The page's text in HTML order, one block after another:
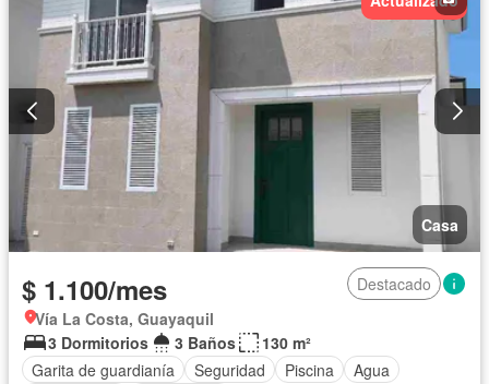
Casa
$ 1.100/mes
Destacado
Vía La Costa, Guayaquil
3 Dormitorios
3 Baños
130 m²
Garita de guardianía
Seguridad Piscina
Agua